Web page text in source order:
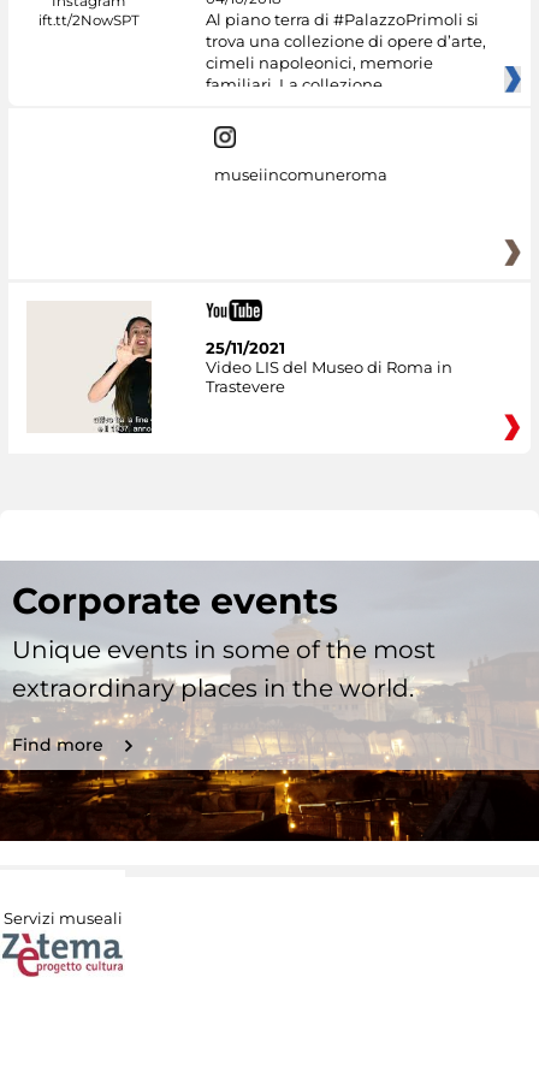
Al piano terra di #PalazzoPrimoli si
trova una collezione di opere d’arte,
cimeli napoleonici, memorie
familiari. La collezione
museiincomuneroma
25/11/2021
Video LIS del Museo di Roma in
Trastevere
Corporate events
Unique events in some of the most
extraordinary places in the world.
Find more
Servizi museali